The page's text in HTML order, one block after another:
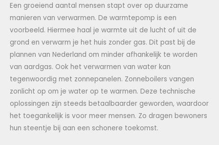
Een groeiend aantal mensen stapt over op duurzame
manieren van verwarmen. De warmtepomp is een
voorbeeld. Hiermee haal je warmte uit de lucht of uit de
grond en verwarm je het huis zonder gas. Dit past bij de
plannen van Nederland om minder afhankelijk te worden
van aardgas. Ook het verwarmen van water kan
tegenwoordig met zonnepanelen. Zonneboilers vangen
zonlicht op om je water op te warmen. Deze technische
oplossingen zijn steeds betaalbaarder geworden, waardoor
het toegankelijk is voor meer mensen. Zo dragen bewoners
hun steentje bij aan een schonere toekomst.